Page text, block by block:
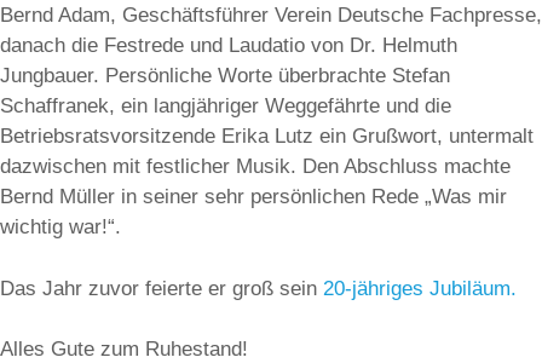
Bernd Adam, Geschäftsführer Verein Deutsche Fachpresse,
danach die Festrede und Laudatio von Dr. Helmuth
Jungbauer. Persönliche Worte überbrachte Stefan
Schaffranek, ein langjähriger Weggefährte und die
Betriebsratsvorsitzende Erika Lutz ein Grußwort, untermalt
dazwischen mit festlicher Musik. Den Abschluss machte
Bernd Müller in seiner sehr persönlichen Rede „Was mir
wichtig war!“.
Das Jahr zuvor feierte er groß sein 20-jähriges Jubiläum.
Alles Gute zum Ruhestand!